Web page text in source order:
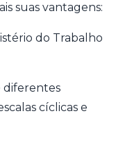
suas vantagens:
do Trabalho
diferentes
cíclicas e